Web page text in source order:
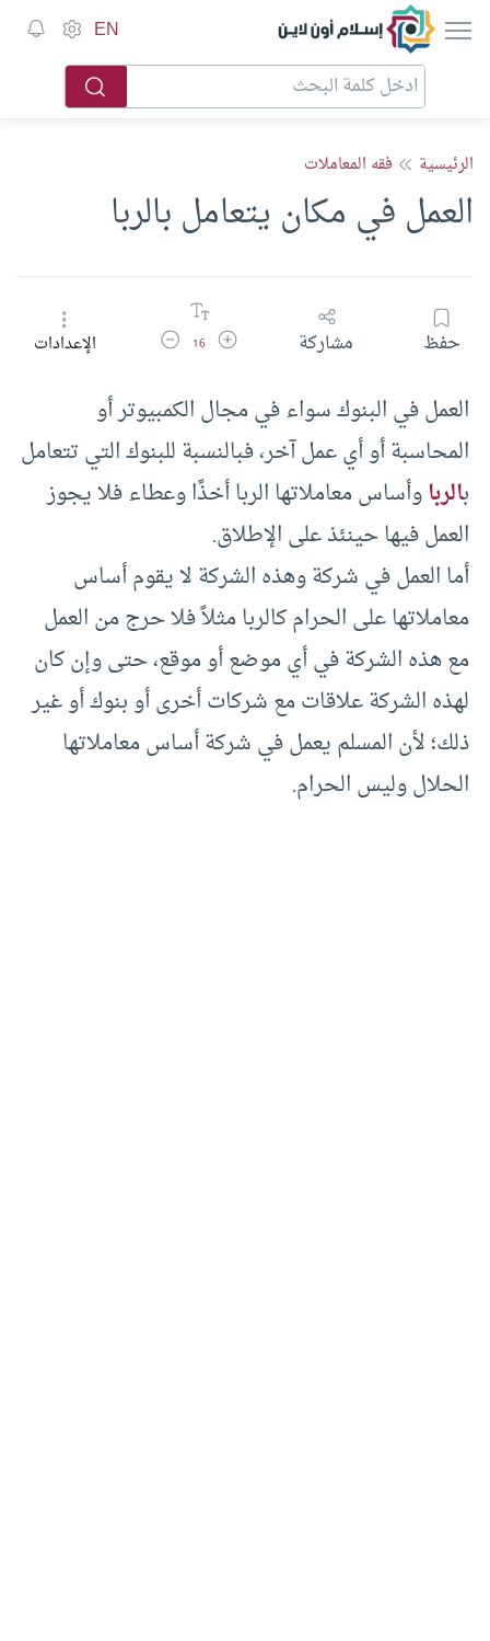
إسلام أون لاين EN
الرئيسية فقه المعاملات
العمل في مكان يتعامل بالربا
حفظ مشاركة زيادة حجم الخط
16 تقليل حجم الخطالإعدادات
العمل في البنوك سواء في مجال الكمبيوتر أو
المحاسبة أو أي عمل آخر، فبالنسبة للبنوك التي تتعامل
بالرباوأساس معاملاتها الربا أخذًا وعطاء فلا يجوز
العمل فيها حينئذ على الإطلاق.
أما العمل في شركة وهذه الشركة لا يقوم أساس
معاملاتها على الحرام كالربا مثلاً فلا حرج من العمل
مع هذه الشركة في أي موضع أو موقع، حتى وإن كان
لهذه الشركة علاقات مع شركات أخرى أو بنوك أو غير
ذلك؛ لأن المسلم يعمل في شركة أساس معاملاتها
الحلال وليس الحرام.